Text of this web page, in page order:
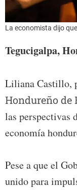
La economista dijo
Tegucigalpa,
Liliana Castillo,
Hondureño de
las perspectivas
economía
Pese a que el
unido para